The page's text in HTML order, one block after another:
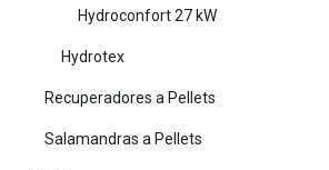
Hydroconfort 27 kW
Hydrotex
Recuperadores a Pellets
Salamandras a Pellets